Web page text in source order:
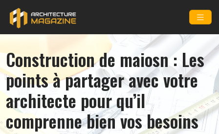
Construction de maiosn : Les
points à partager avec votre
architecte pour qu’il
comprenne bien vos besoins